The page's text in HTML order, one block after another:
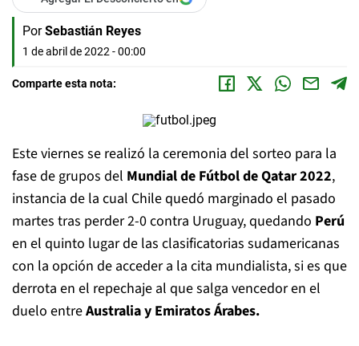
Por Sebastián Reyes
1 de abril de 2022 - 00:00
Comparte esta nota:
Este viernes se realizó la ceremonia del sorteo para la
fase de grupos del Mundial de Fútbol de Qatar 2022,
instancia de la cual Chile quedó marginado el pasado
martes tras perder 2-0 contra Uruguay, quedando Perú
en el quinto lugar de las clasificatorias sudamericanas
con la opción de acceder a la cita mundialista, si es que
derrota en el repechaje al que salga vencedor en el
duelo entreAustralia y Emiratos Árabes.